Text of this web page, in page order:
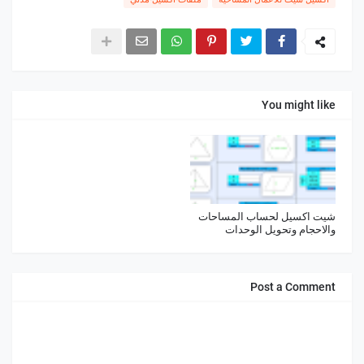
You might like
شيت اكسيل لحساب المساحات
والاحجام وتحويل الوحدات
Post a Comment